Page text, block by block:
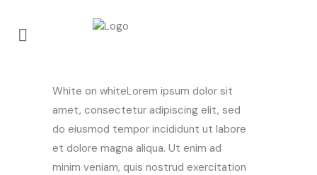
White on whiteLorem ipsum dolor sit
amet, consectetur adipiscing elit, sed
do eiusmod tempor incididunt ut labore
et dolore magna aliqua. Ut enim ad
minim veniam, quis nostrud exercitation